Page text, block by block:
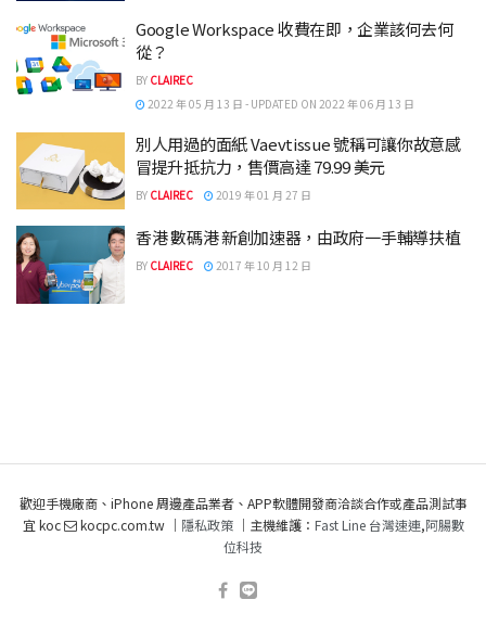
Google Workspace 收費在即，企業該何去何
從？
BY CLAIREC
2022 年 05 月 13 日 - UPDATED ON 2022 年 06 月 13 日
別人用過的面紙 Vaevtissue 號稱可讓你故意感
冒提升抵抗力，售價高達 79.99 美元
BY CLAIREC 2019 年 01 月 27 日
香港 數碼港 新創加速器，由政府一手輔導扶植
BY CLAIREC 2017 年 10 月 12 日
歡迎手機廠商、iPhone 周邊產品業者、APP軟體開發商洽談合作或產品測試事
宜 koc
kocpc.com.tw ｜ 隱私政策｜主機維護： Fast Line 台灣速連,阿腸數
位科技